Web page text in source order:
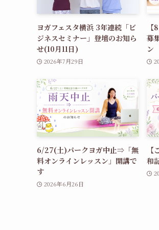
ヨガフェスタ横浜 3年連続「ビ
ジネスセミナー」登壇のお知ら
せ(10月11日)
2026年7月29日
募
ン
6/27(土)パークヨガ中止⇒「無
料オンラインレッスン」開講で
す
2026年6月26日
和